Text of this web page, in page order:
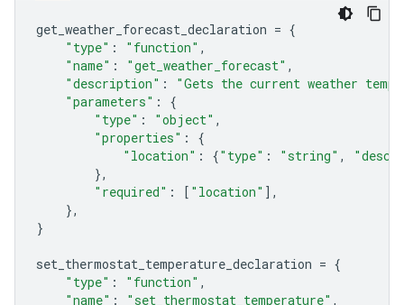
get_weather_forecast_declaration = {
"type" : "function" ,
"name" : "get_weather_forecast" ,
"description" :
"Gets the current weather
"parameters" :
{
"type" : "object" ,
"properties" :
{
"location" : {"type" : "string" ,
},
"required" : [ "location" ],
},
}
set_thermostat_temperature_declaration = {
"type" : "function" ,
"name" : "set_thermostat_temperature" ,